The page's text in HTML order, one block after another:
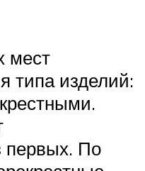
мест
типа изделий:
первых. По